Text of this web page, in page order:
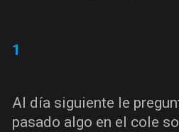
1
Al día siguiente le
pasado algo en el cole